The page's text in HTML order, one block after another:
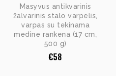
Masyvus antikvarinis
žalvarinis stalo varpelis,
varpas su tekinama
medine rankena (17 cm,
500 g)
€58